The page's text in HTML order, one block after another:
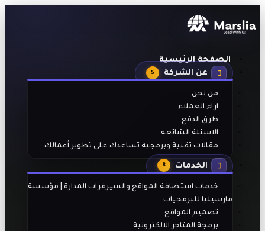
الصفحة الرئيسية
عن الشركة
5
من نحن
اراء العملاء
طرق الدفع
الاسئلة الشائعه
مقالات تقنية وبرمجية تساعدك على تطوير أعمالك
الخدمات 8
خدمات استضافة المواقع والسيرفرات المدارة | مؤسسة
مارسيليا للبرمجيات
تصميم المواقع
برمجة المتاجر الالكترونية